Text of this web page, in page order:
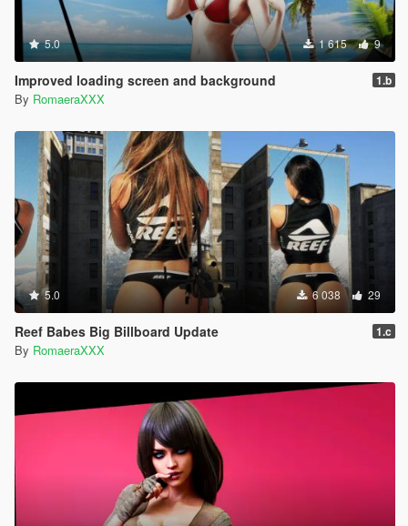
5.0 1 615 9
Improved loading screen and background 1.b
By RomaeraXXX
5.0 6 038 29
Reef Babes Big Billboard Update 1.c
By RomaeraXXX